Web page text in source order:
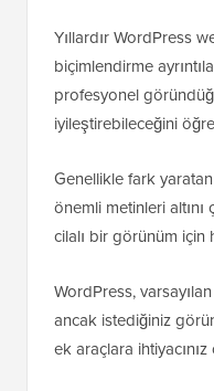
Yıllardır WordPress
biçimlendirme
profesyonel
iyileştirebileceğini
Genellikle fark
önemli metinleri
cilalı bir görünüm için
WordPress,
ancak istediğiniz
ek araçlara ihtiyacınız